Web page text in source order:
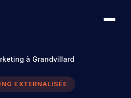
à Grandvillard
EXTERNALISÉE